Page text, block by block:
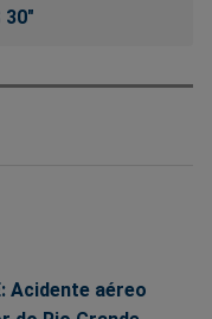
30"
Acidente aéreo